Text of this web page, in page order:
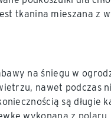
tkanina mieszana z
na śniegu w
nawet podczas
są długie